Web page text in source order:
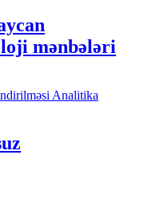
mənbələri
Analitika